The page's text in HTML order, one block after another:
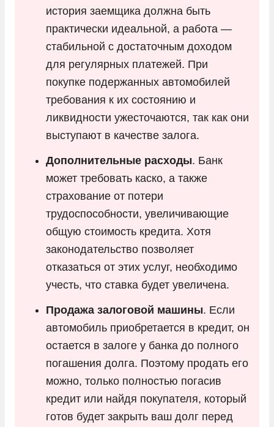
история заемщика должна быть
практически идеальной, а работа —
стабильной с достаточным доходом
для регулярных платежей. При
покупке подержанных автомобилей
требования к их состоянию и
ликвидности ужесточаются, так как они
выступают в качестве залога.
Дополнительные расходы. Банк
может требовать каско, а также
страхование от потери
трудоспособности, увеличивающие
общую стоимость кредита. Хотя
законодательство позволяет
отказаться от этих услуг, необходимо
учесть, что ставка будет увеличена.
Продажа залоговой машины. Если
автомобиль приобретается в кредит, он
остается в залоге у банка до полного
погашения долга. Поэтому продать его
можно, только полностью погасив
кредит или найдя покупателя, который
готов будет закрыть ваш долг перед